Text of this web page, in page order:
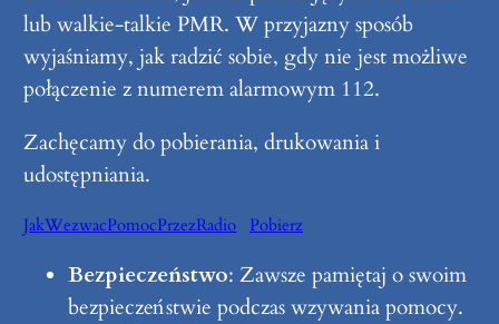
lub walkie-talkie PMR. W przyjazny sposób
wyjaśniamy, jak radzić sobie, gdy nie jest możliwe
połączenie z numerem alarmowym 112.
Zachęcamy do pobierania, drukowania i
udostępniania.
JakWezwacPomocPrzezRadio Pobierz
Bezpieczeństwo: Zawsze pamiętaj o swoim
bezpieczeństwie podczas wzywania pomocy.